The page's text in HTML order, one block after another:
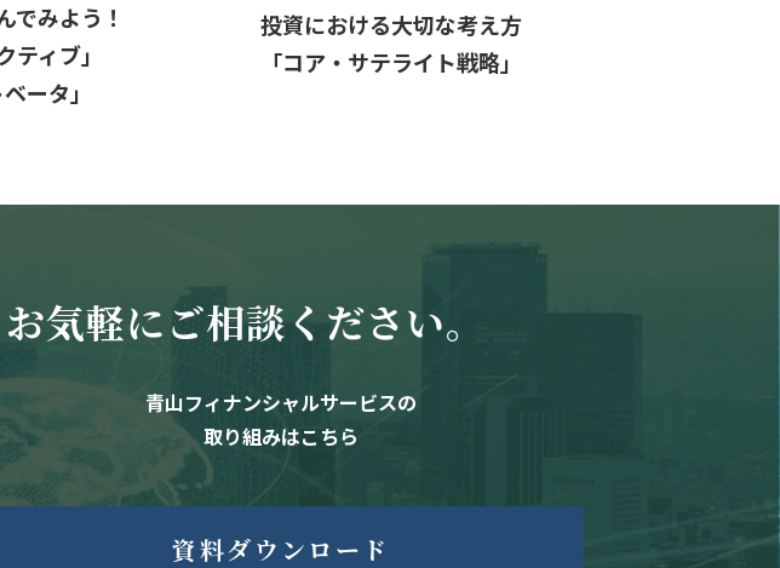
でみよう！
ティブ」
ータ」
投資における大切な考え方
「コア・サテライト戦略」
気軽にご相談ください。
青山フィナンシャルサービスの
取り組みはこちら
資料ダウンロード